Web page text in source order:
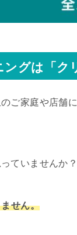
グは「ク
ご家庭や店舗
ていませんか？
せん。